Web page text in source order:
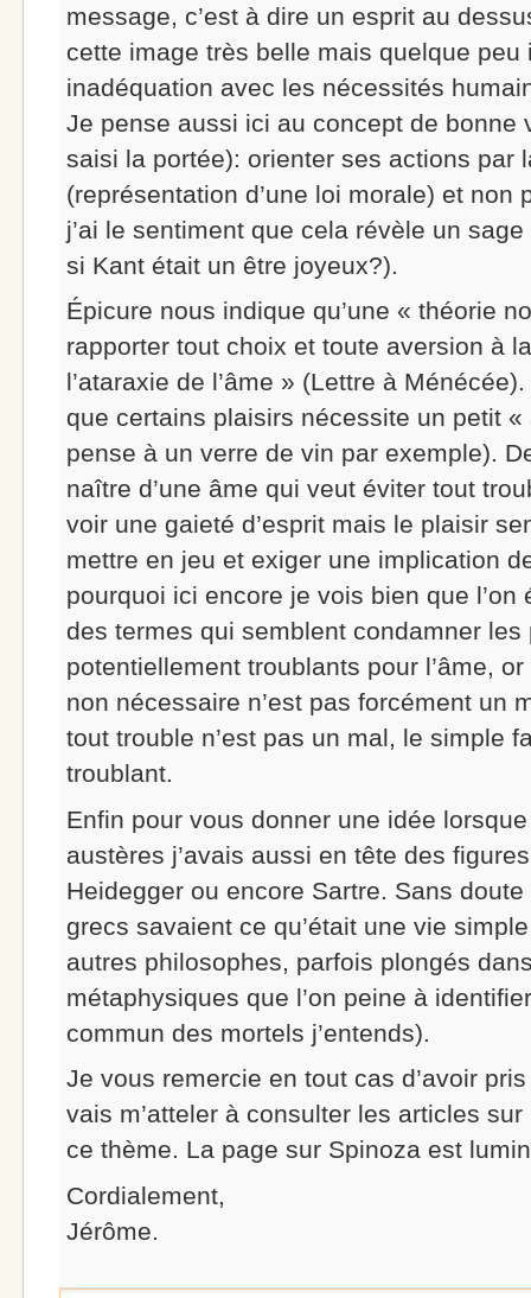
message, c’est à dire un esprit au
cette image très belle mais quelque
inadéquation avec les nécessités
Je pense aussi ici au concept de bonne
saisi la portée): orienter ses actions par
(représentation d’une loi morale) et non
j’ai le sentiment que cela révèle un
si Kant était un être joyeux?).
Épicure nous indique qu’une « théorie
rapporter tout choix et toute aversion à
l’ataraxie de l’âme » (Lettre à
que certains plaisirs nécessite un petit
pense à un verre de vin par exemple).
naître d’une âme qui veut éviter tout
voir une gaieté d’esprit mais le plaisir
mettre en jeu et exiger une implication
pourquoi ici encore je vois bien que
des termes qui semblent condamner
potentiellement troublants pour l’âme,
non nécessaire n’est pas forcément un
tout trouble n’est pas un mal, le simple
troublant.
Enfin pour vous donner une idée
austères j’avais aussi en tête des
Heidegger ou encore Sartre. Sans
grecs savaient ce qu’était une vie
autres philosophes, parfois plongés
métaphysiques que l’on peine à
commun des mortels j’entends).
Je vous remercie en tout cas d’avoir
vais m’atteler à consulter les articles
ce thème. La page sur Spinoza est
Cordialement,
Jérôme.